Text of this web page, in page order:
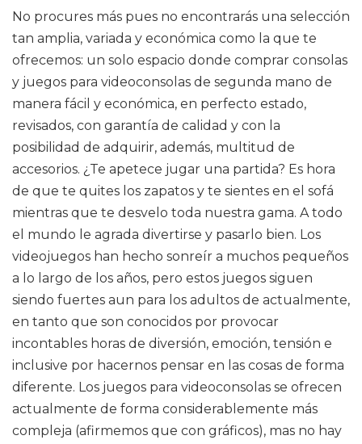
No procures más pues no encontrarás una selección
tan amplia, variada y económica como la que te
ofrecemos: un solo espacio donde comprar consolas
y juegos para videoconsolas de segunda mano de
manera fácil y económica, en perfecto estado,
revisados, con garantía de calidad y con la
posibilidad de adquirir, además, multitud de
accesorios. ¿Te apetece jugar una partida? Es hora
de que te quites los zapatos y te sientes en el sofá
mientras que te desvelo toda nuestra gama. A todo
el mundo le agrada divertirse y pasarlo bien. Los
videojuegos han hecho sonreír a muchos pequeños
a lo largo de los años, pero estos juegos siguen
siendo fuertes aun para los adultos de actualmente,
en tanto que son conocidos por provocar
incontables horas de diversión, emoción, tensión e
inclusive por hacernos pensar en las cosas de forma
diferente. Los juegos para videoconsolas se ofrecen
actualmente de forma considerablemente más
compleja (afirmemos que con gráficos), mas no hay